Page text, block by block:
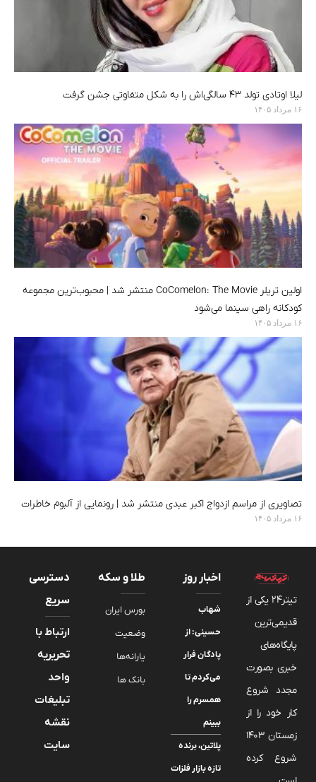
لیلا اوتادی تولد ۴۳ سالگی‌اش را به شکل متفاوتی جشن گرفت
۱۶ مرداد ۱۴۰۵
اولین تریلر CoComelon: The Movie منتشر شد | محبوب‌ترین مجموعه
کودکانه راهی سینما می‌شود
۱۶ مرداد ۱۴۰۵
تصاویری از مراسم ازدواج اکبر عبدی منتشر شد | رونمایی از آلبوم خاطرات
۱۶ مرداد ۱۴۰۵
تیتر24 یکی از
قدیمی‌ترین
پایگاه‌های
خبری بصورت
مجدد شروع
کار خود را از
زمستان 1403
شروع کرده
اخبار روز
شهاب
حسینی: از
پادگان فرار
می‌کردم تا
همسرم را
ببینم
پلاتین، برنده
تازه بازار فلزات
طلا و سکه
بورس ایران
وضعیت
یارانه‌ها
بانک ها
دسترسی
سریع
ارتباط با
تحریریه
واحد
تبلیغات
نقشه
سایت